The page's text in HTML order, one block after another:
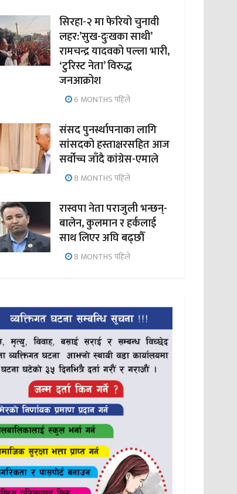
सिरहा-२ मा फेरियो चुनावी
लहर:’सुख-दुःखका साथी’
रामचन्द्र यादवको पल्ला भारी,
‘टुरिस्ट नेता’ विरुद्ध
जनआक्रोश
6 MONTHS पहिले
संसद पुनर्स्थापनाका लागि
सांसदको हस्ताक्षरसहित आज
सर्वोच्च जाँदै कांग्रेस-एमाले
8 MONTHS पहिले
रास्वपा नेता पराजुली भन्छन्-
बालेन, कुलमान र हर्कलाई
साथ लिएर अघि बढ्छौँ
8 MONTHS पहिले